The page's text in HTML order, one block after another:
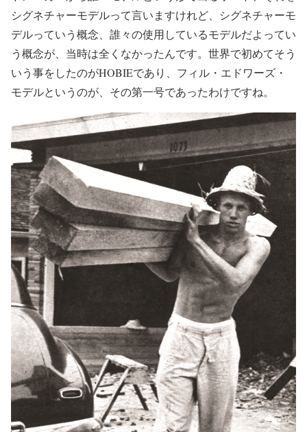
シグネチャーモデルって言いますけれど、シグネチャーモ
デルっていう概念、誰々の使用しているモデルだよってい
う概念が、当時は全くなかったんです。世界で初めてそう
いう事をしたのがHOBIEであり、フィル・エドワーズ・
モデルというのが、その第一号であったわけですね。